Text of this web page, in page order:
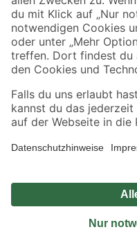
Jetzt die toom-App
Alle Preisangaben in EUR inkl.
Umständen nicht in allen Märkten
Produkte nur solange der Vorrat reicht.
*Paketversand ab 59 €
Privatsphäre
Nutzungsbedingungen